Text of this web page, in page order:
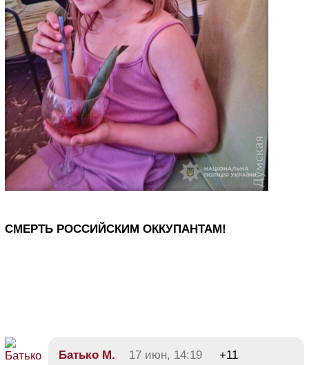
СМЕРТЬ РОССИЙСКИМ ОККУПАНТАМ!
Батько М. 17 июн, 14:19
+11